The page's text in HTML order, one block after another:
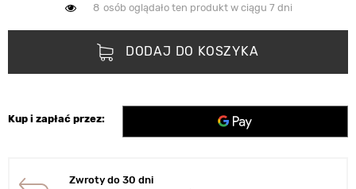
8 osób oglądało ten produkt w ciągu 7 dni
DODAJ DO KOSZYKA
Kup i zapłać przez:
Zwroty do 30 dni